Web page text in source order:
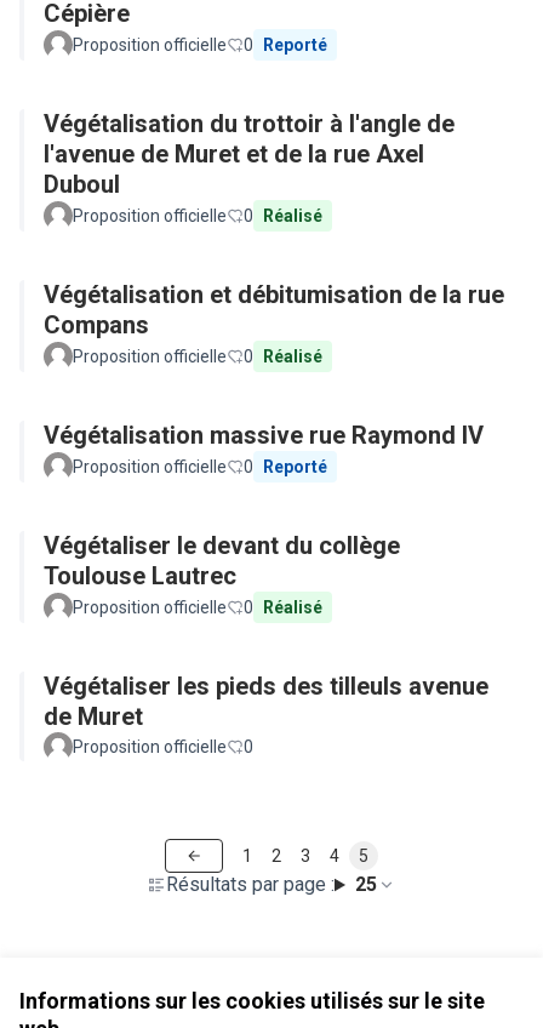
Informations sur les cookies utilisés sur le site
Cépière
Proposition officielle 0 Reporté
Végétalisation du trottoir à l'angle de
l'avenue de Muret et de la rue Axel
Duboul
Proposition officielle 0 Réalisé
Végétalisation et débitumisation de la rue
Compans
Proposition officielle 0 Réalisé
Végétalisation massive rue Raymond IV
Proposition officielle 0 Reporté
Végétaliser le devant du collège
Toulouse Lautrec
Proposition officielle 0 Réalisé
Végétaliser les pieds des tilleuls avenue
de Muret
Proposition officielle 0
Résultats par page : 25
1 2 3 4 5